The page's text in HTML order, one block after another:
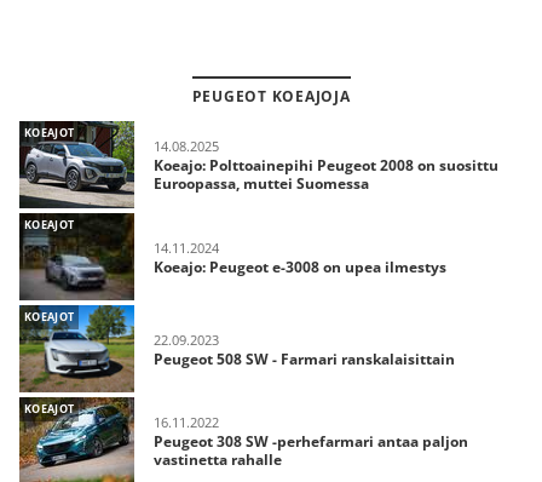
PEUGEOT KOEAJOJA
KOEAJOT
14.08.2025
Koeajo: Polttoainepihi Peugeot 2008 on suosittu
Euroopassa, muttei Suomessa
KOEAJOT
14.11.2024
Koeajo: Peugeot e-3008 on upea ilmestys
KOEAJOT
22.09.2023
Peugeot 508 SW - Farmari ranskalaisittain
KOEAJOT
16.11.2022
Peugeot 308 SW -perhefarmari antaa paljon
vastinetta rahalle